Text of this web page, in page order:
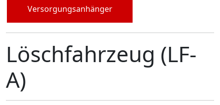
Versorgungsanhänger
Löschfahrzeug (LF-
A)